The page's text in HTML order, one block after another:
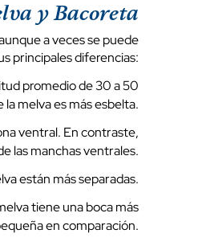
y Bacoreta
a veces se puede
principales diferencias:
promedio de 30 a 50
melva es más esbelta.
ventral. En contraste,
las manchas ventrales.
están más separadas.
tiene una boca más
en comparación.